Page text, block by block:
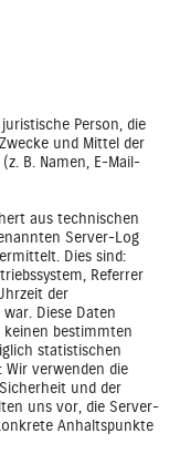
Person, die
und Mittel der
B. Namen, E-Mail-
aus technischen
Server-Log
Dies sind:
Referrer
der
Diese Daten
bestimmten
statistischen
Wir verwenden die
und der
uns vor, die Server-
Anhaltspunkte